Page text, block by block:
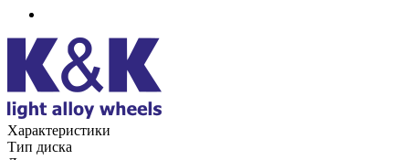
Характеристики
Тип диска